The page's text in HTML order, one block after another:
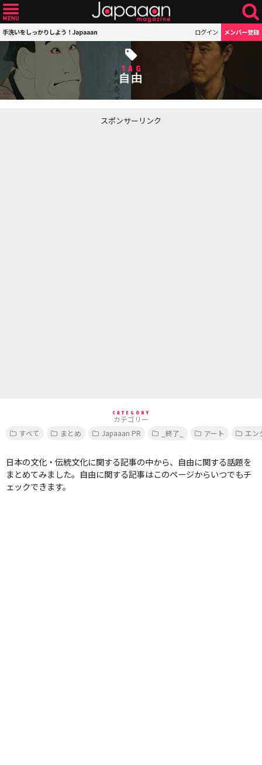
手洗いをしっかりしよう！Japaaan ログイン メンバー登録
TAG
自由
スポンサーリンク
CATEGORY
カテゴリー
すべて
まとめ Japaaan PR _終了_ アート エン
日本の文化・伝統文化に関する記事の中から、自由に関する話題を
まとめてみました。自由に関する記事はこのページからいつでもチ
ェックできます。